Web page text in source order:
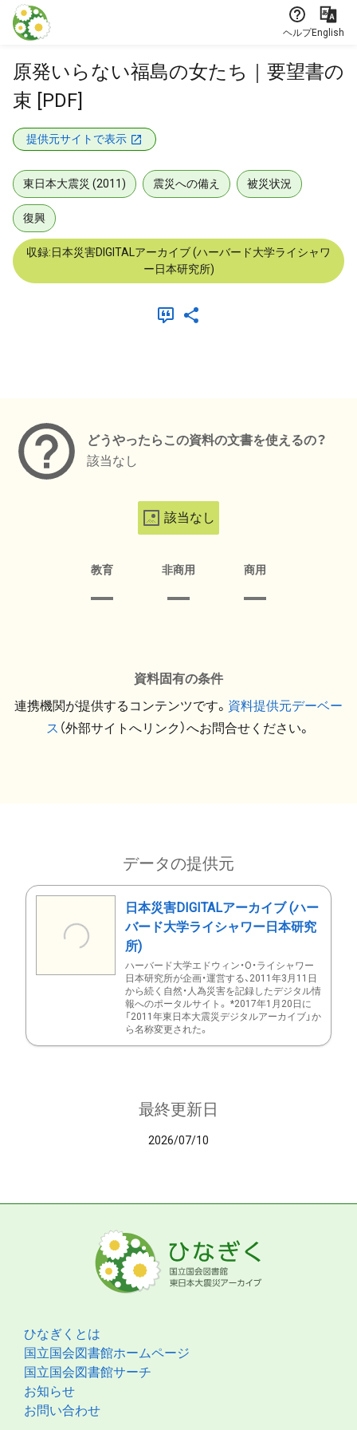
本文に飛ぶ
ヘルプEnglish
原発いらない福島の女たち｜要望書の
束 [PDF]
提供元サイトで表示
東日本大震災 (2011) 震災への備え 被災状況
復興
収録:日本災害DIGITALアーカイブ (ハーバード大学ライシャワ
ー日本研究所)
どうやったらこの資料の文書を使えるの？
該当なし
該当なし
教育 非商用 商用
資料固有の条件
連携機関が提供するコンテンツです。 資料提供元デーベー
ス （外部サイトへリンク）へお問合せください。
データの提供元
日本災害DIGITALアーカイブ (ハー
バード大学ライシャワー日本研究
所)
ハーバード大学エドウィン・O・ライシャワー
日本研究所が企画・運営する、2011年3月11日
から続く自然・人為災害を記録したデジタル情
報へのポータルサイト。 *2017年1月20日に
「2011年東日本大震災デジタルアーカイブ」か
ら名称変更された。
最終更新日
2026/07/10
ひなぎくとは
国立国会図書館ホームページ
国立国会図書館サーチ
お知らせ
お問い合わせ